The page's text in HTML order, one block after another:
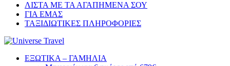
ΛΙΣΤΑ ΜΕ ΤΑ ΑΓΑΠΗΜΕΝΑ ΣΟΥ
ΓΙΑ ΕΜΑΣ
ΤΑΞΙΔΙΩΤΙΚΕΣ ΠΛΗΡΟΦΟΡΙΕΣ
Universe Travel
You will love the way you travel
ΕΞΩΤΙΚΑ – ΓΑΜΗΛΙΑ